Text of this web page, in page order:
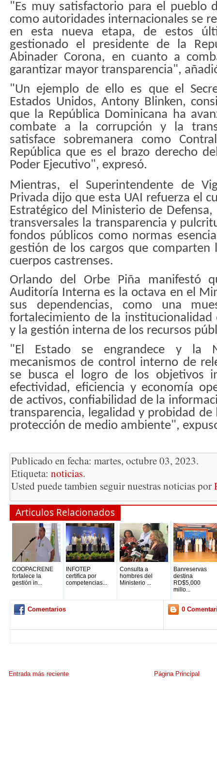
"Es muy satisfactorio para el pueblo
como autoridades internacionales se
en esta nueva etapa, de estos
gestionado el presidente de la
Abinader Corona, en cuanto a
garantizar mayor transparencia",
"Un ejemplo de ello es que el
Estados Unidos, Antony Blinken,
que la República Dominicana ha
combate a la corrupción y la
satisface sobremanera como
República que es el brazo derecho
Poder Ejecutivo", expresó.
Mientras,
el Superintendente de
Privada dijo que esta UAI refuerza el
Estratégico del Ministerio de
transversales la transparencia y
fondos públicos como normas
gestión de los cargos que comparten
cuerpos castrenses.
Orlando del Orbe Piña manifestó
Auditoría Interna es la octava en el
sus dependencias, como una
fortalecimiento de la institucionalidad
y la gestión interna de los recursos
"El Estado se engrandece y la
mecanismos de control interno de
se busca el logro de los objetivos
efectividad, eficiencia y economía
de activos, confiabilidad de la
transparencia, legalidad y probidad
protección de medio ambiente",
Publicado en fecha: martes, octubre 03, 2023.
Etiqueta: noticias.
Usted puede tambien seguir nuestras noticias por
Articulos Relacionados
COOPACRENE
fortalece la
gestión in...
INFOTEP
certifica por
competencias...
Consulta a
hombres del
Ministerio ...
Banreservas
destina
RD$5,000
millo...
Comentarios 0
Entrada más reciente Página Principal